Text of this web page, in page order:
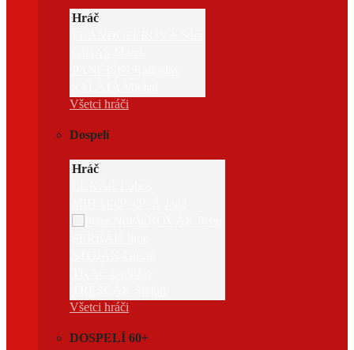
Hráč
Všetci hráči
Dospelí
Hráč
Všetci hráči
DOSPELÍ 60+